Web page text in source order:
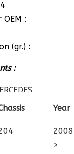
OEM :
(gr.) :
:
Year
2008
>